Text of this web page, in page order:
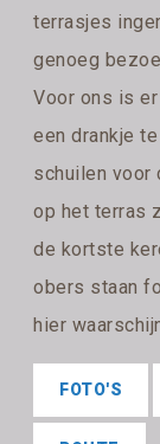
terrasjes
genoeg
Voor ons is
een drankje
schuilen voor
op het terras
de kortste
obers staan
hier
FOTO'S